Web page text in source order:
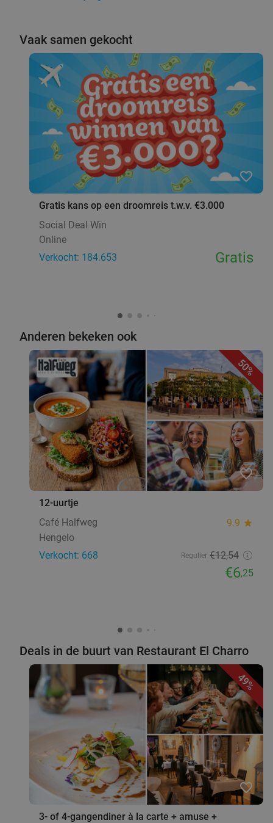
Vaak samen gekocht
favorite_border
Gratis kans op een droomreis t.w.v. €3.000
Social Deal Win
Online
Verkocht: 184.653
Gratis
Anderen bekeken ook
50%
favorite_border
12-uurtje
Café Halfweg
9.9 star
Hengelo
Verkocht: 668
Regulier €12,54
€6,25
Deals in de buurt van Restaurant El Charro
49%
favorite_border
3- of 4-gangendiner à la carte + amuse +